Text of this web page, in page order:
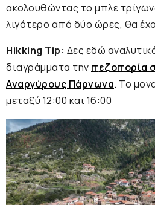
ακολουθώντας το μπλε
λιγότερο από δύο ώρες, θα
Hikking Tip: Δες εδώ
διαγράμματα την πεζοπορία
Αναργύρους Πάρνωνα. Το
μεταξύ 12:00 και 16:00